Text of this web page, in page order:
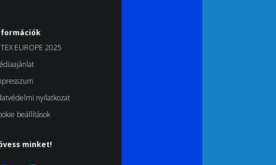
EUROPE 2025
nyilatkozat
beállítások
minket!